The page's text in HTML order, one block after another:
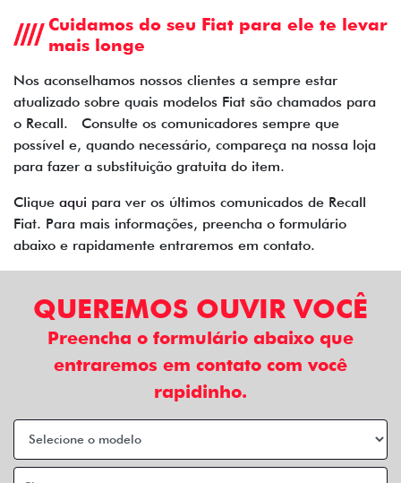
Cuidamos do seu Fiat para ele te levar
mais longe
Nos aconselhamos nossos clientes a sempre estar
atualizado sobre quais modelos Fiat são chamados para
o Recall. Consulte os comunicadores sempre que
possível e, quando necessário, compareça na nossa loja
para fazer a substituição gratuita do item.
Clique aqui para ver os últimos comunicados de Recall
Fiat. Para mais informações, preencha o formulário
abaixo e rapidamente entraremos em contato.
QUEREMOS OUVIR VOCÊ
Preencha o formulário abaixo que
entraremos em contato com você
rapidinho.